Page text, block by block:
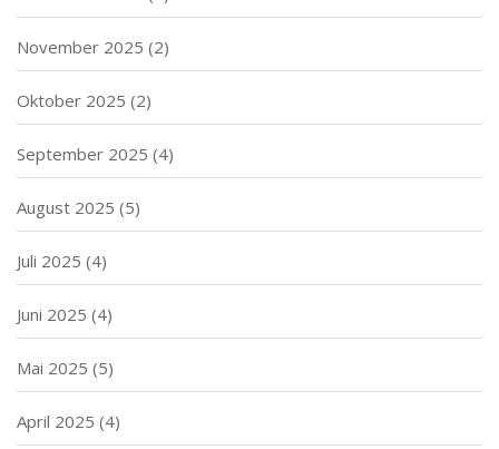
November 2025 (2)
Oktober 2025 (2)
September 2025 (4)
August 2025 (5)
Juli 2025 (4)
Juni 2025 (4)
Mai 2025 (5)
April 2025 (4)